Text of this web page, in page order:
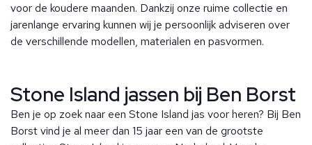
voor de koudere maanden. Dankzij onze ruime collectie en
jarenlange ervaring kunnen wij je persoonlijk adviseren over
de verschillende modellen, materialen en pasvormen.
Stone Island jassen bij Ben Borst
Ben je op zoek naar een Stone Island jas voor heren? Bij Ben
Borst vind je al meer dan 15 jaar een van de grootste